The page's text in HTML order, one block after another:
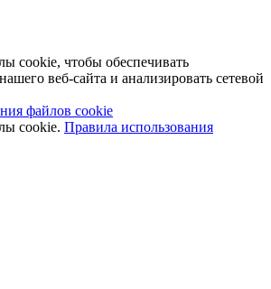
cookie, чтобы обеспечивать
веб-сайта и анализировать сетевой
файлов cookie
cookie. Правила использования